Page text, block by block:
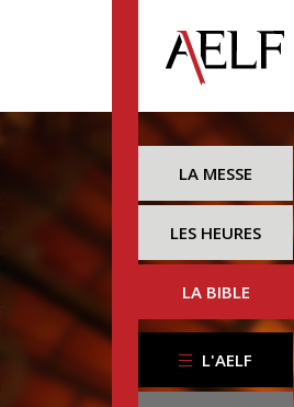
LA MESSE
LES HEURES
LA BIBLE
L'AELF